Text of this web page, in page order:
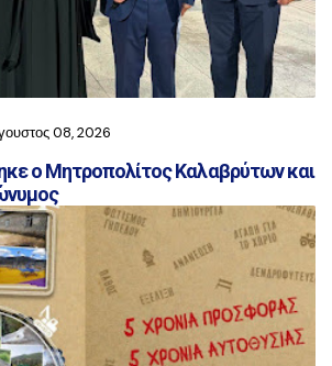
08, 2026
ο Μητροπολίτος Καλαβρύτων και